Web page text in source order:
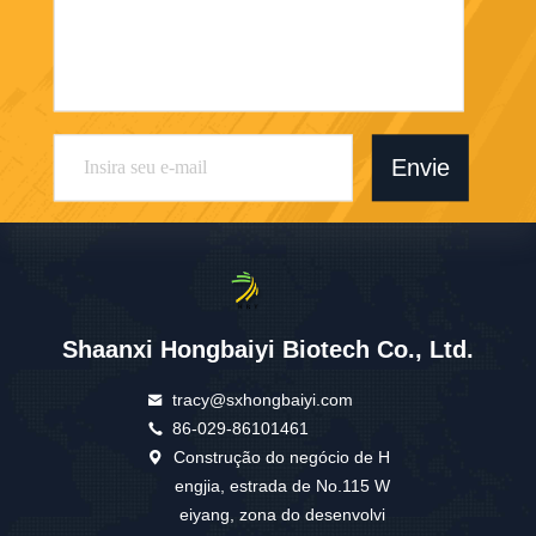
Envie
Shaanxi Hongbaiyi Biotech Co., Ltd.
tracy@sxhongbaiyi.com
86-029-86101461
Construção do negócio de H
engjia, estrada de No.115 W
eiyang, zona do desenvolvi